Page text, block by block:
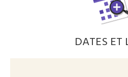
DATES ET